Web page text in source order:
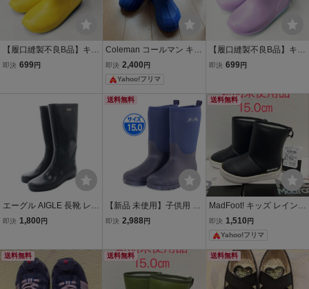
【履口縫製不良B品】キッ
ズ ショート レインブーツ
即決 699円
Coleman コールマン キッ
ズ レインブーツ 長靴 ブル
ー 15.0cm 新品
即決 2,400 円
Yahoo!フリマ
【履口縫製不良B品】キッ
ズ ショート レインブーツ
防水 防滑底 マット調 180
即決 699円
エーグル AIGLE 長靴 レイ
ンブブーツ ロング ラバー
即決 1,800 円
送料無料
【新品 未使用】子供用 長
靴 ネイビー 15.0cm 紺 21
即決 2,988円
送料無料
MadFoot! キッズ レインブ
ーツ 長靴 15.0cm 新品未
使用 黒色
即決 1,510 円
Yahoo!フリマ
送料無料 送料無料 送料無料